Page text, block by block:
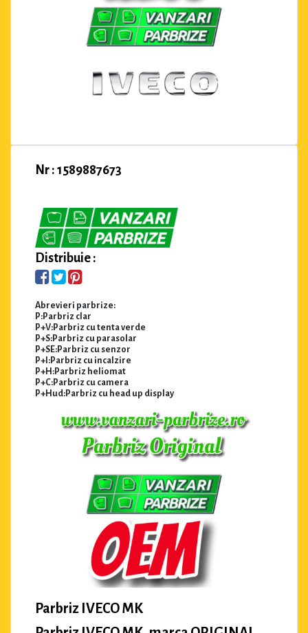
Nr : 1589887673
Distribuie :
Abrevieri parbrize:
P:Parbriz clar
P+V:Parbriz cu tenta verde
P+S:Parbriz cu parasolar
P+SE:Parbriz cu senzor
P+I:Parbriz cu incalzire
P+H:Parbriz heliomat
P+C:Parbriz cu camera
P+Hud:Parbriz cu head up display
Parbriz IVECO MK